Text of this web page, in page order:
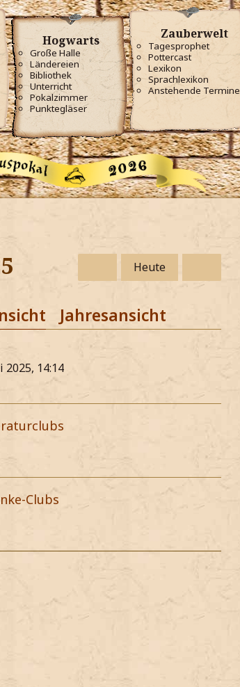
Hogwarts
Große Halle
Ländereien
Bibliothek
Unterricht
Pokalzimmer
Punktegläser
Zauberwelt
Tagesprophet
Pottercast
Lexikon
Sprachlexikon
Anstehende Termine
Heute
Jahresansicht
2025, 14:14
Clubs